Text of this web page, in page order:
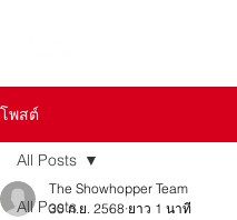
โพสต์
All Posts
All Posts
The Showhopper Team
30 ก.ย. 2568 ยาว 1 นาที